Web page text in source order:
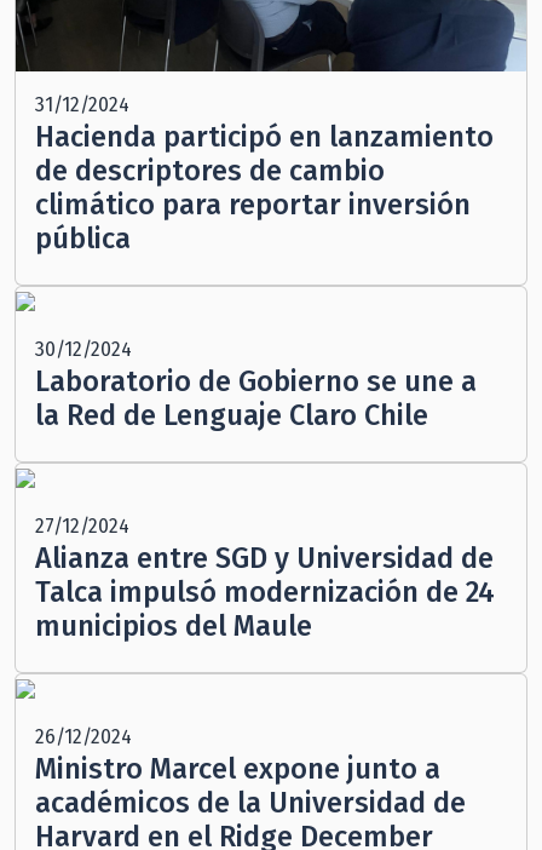
31/12/2024
Hacienda participó en lanzamiento
de descriptores de cambio
climático para reportar inversión
pública
30/12/2024
Laboratorio de Gobierno se une a
la Red de Lenguaje Claro Chile
27/12/2024
Alianza entre SGD y Universidad de
Talca impulsó modernización de 24
municipios del Maule
26/12/2024
Ministro Marcel expone junto a
académicos de la Universidad de
Harvard en el Ridge December